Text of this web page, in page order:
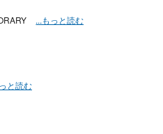
...もっと読む
と読む